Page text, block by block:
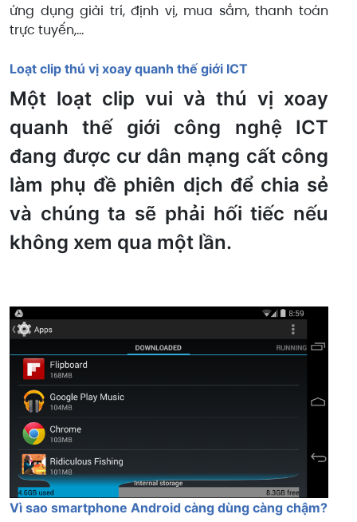
ứng dụng giải trí, định vị, mua sắm, thanh toán
trực tuyến,…
Loạt clip thú vị xoay quanh thế giới ICT
Một loạt clip vui và thú vị xoay
quanh thế giới công nghệ ICT
đang được cư dân mạng cất công
làm phụ đề phiên dịch để chia sẻ
và chúng ta sẽ phải hối tiếc nếu
không xem qua một lần.
Vì sao smartphone Android càng dùng càng chậm?